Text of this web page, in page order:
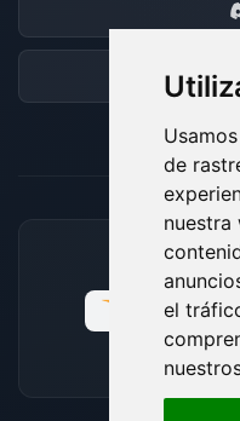
de
nuestra
el
MÉTODOS